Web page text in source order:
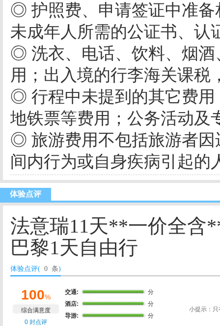
◎ 护照费、申请签证中准备
未成年人所需的公证书、认
◎ 洗衣、电话、饮料、烟酒
用；出入境的行李海关课税
◎ 行程中未提到的其它费用
地铁票等费用；公务活动及
◎ 旅游费用不包括旅游者因
间内行为或自身疾病引起的
体验点评
法意瑞11天**一价全含
巴黎1天自由行
体验点评( 0 条)
100%
综合满意度
0 封点评
交通:
分
酒店:
分
导游:
分
小提示：